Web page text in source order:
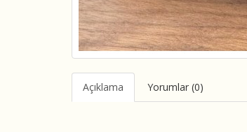
Açıklama Yorumlar (0)